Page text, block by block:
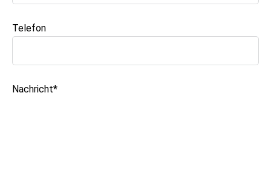
Telefon
Nachricht*